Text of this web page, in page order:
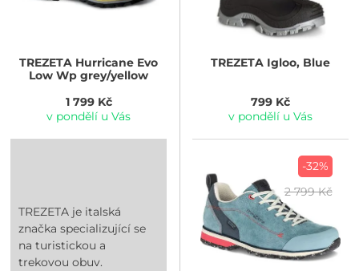
TREZETA Hurricane Evo
Low Wp grey/yellow
1 799 Kč
v pondělí u Vás
TREZETAIgloo, Blue
799 Kč
v pondělí u Vás
TREZETA je italská
značka specializující se
na turistickou a
trekovou obuv.
-32%
2 799 Kč